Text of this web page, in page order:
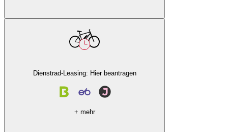
Dienstrad-Leasing: Hier beantragen
+ mehr